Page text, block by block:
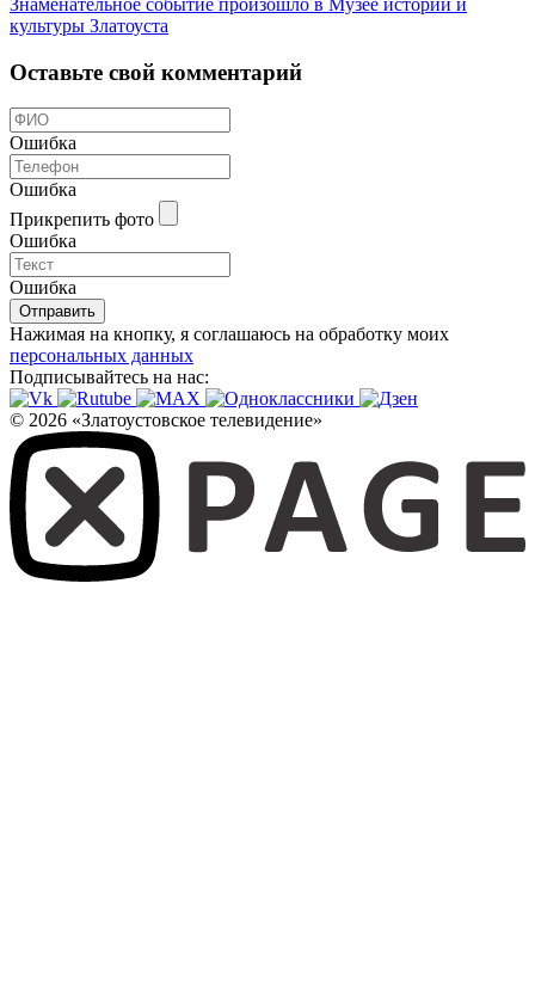
Знаменательное событие произошло в Музее истории и
культуры Златоуста
Оставьте свой комментарий
Ошибка
Ошибка
Прикрепить фото
Ошибка
Ошибка
Отправить
Нажимая на кнопку, я соглашаюсь на обработку моих
персональных данных
Подписывайтесь на нас:
© 2026 «Златоустовское телевидение»